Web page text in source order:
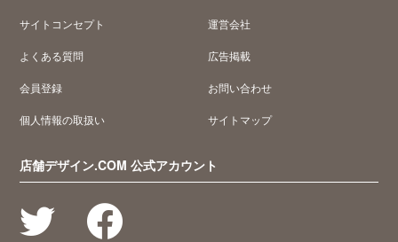
サイトコンセプト
よくある質問
会員登録
個人情報の取扱い
運営会社
広告掲載
お問い合わせ
サイトマップ
店舗デザイン.COM 公式アカウント